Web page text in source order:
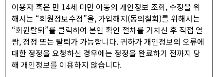
이용자 혹은 만 14세 미만 아동의 개인정보 조회, 수정을 위
해서는 “회원정보수정”을, 가입해지(동의철회)를 위해서는
“회원탈퇴”를 클릭하여 본인 확인 절차를 거치신 후 직접 열
람, 정정 또는 탈퇴가 가능합니다. 귀하가 개인정보의 오류에
대한 정정을 요청하신 경우에는 정정을 완료하기 전까지 당
해 개인정보를 이용하지 않습니다.